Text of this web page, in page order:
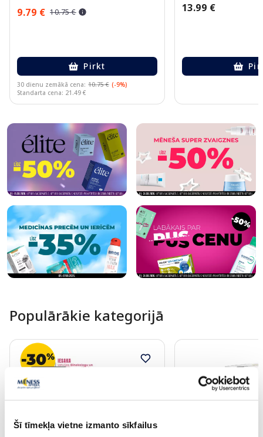
Šī tīmekļa vietne izmanto sīkfailus
9.79 € 10.75 €
Pirkt
30 dienu zemākā cena: 10.75 € (-9%)
Standarta cena: 21.49 €
13.99 €
Populārākie kategorijā